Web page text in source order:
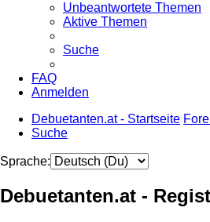
Unbeantwortete Themen
Aktive Themen
Suche
FAQ
Anmelden
Debuetanten.at - Startseite
Suche
Sprache:
Debuetanten.at -